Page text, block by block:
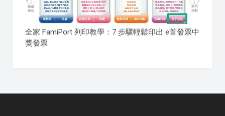
全家 FamiPort 列印教學：7 步驟輕鬆印出 e首發票中
獎發票